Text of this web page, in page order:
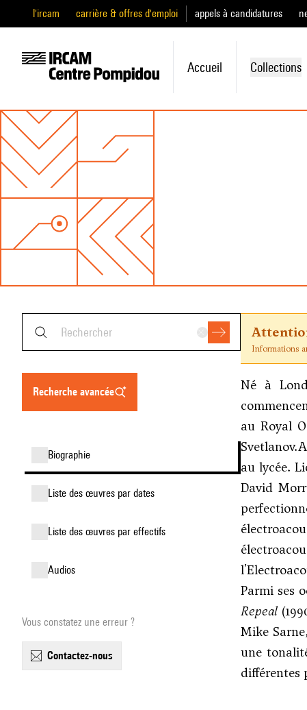
l'ircam carrière & offres d'emploi appels à candidatures
Accueil Collections
recherche avancée
biographie
liste des œuvres par dates
liste des œuvres par effectifs
audios
Vous constatez une erreur ?
contactez-nous
Informations
Né à
au Royal
au lycée.
David
Parmi ses
Repeal
Mike
une
différentes